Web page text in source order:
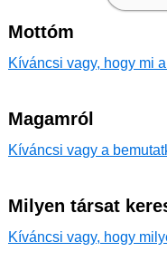
Mottóm
Kíváncsi vagy, hogy mi
Magamról
Kíváncsi vagy a
Milyen társat
Kíváncsi vagy, hogy